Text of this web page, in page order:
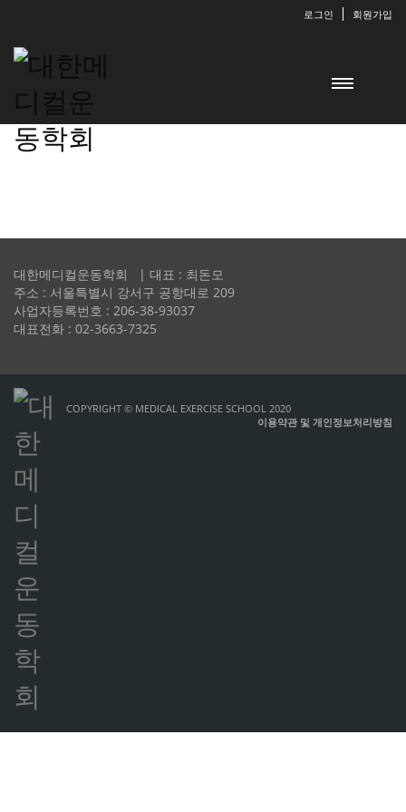
로그인 회원가입
대한메디컬운동학회 | 대표 : 최돈모
주소 : 서울특별시 강서구 공항대로 209
사업자등록번호 : 206-38-93037
대표전화 : 02-3663-7325
COPYRIGHT © MEDICAL EXERCISE SCHOOL 2020
이용약관 및 개인정보처리방침